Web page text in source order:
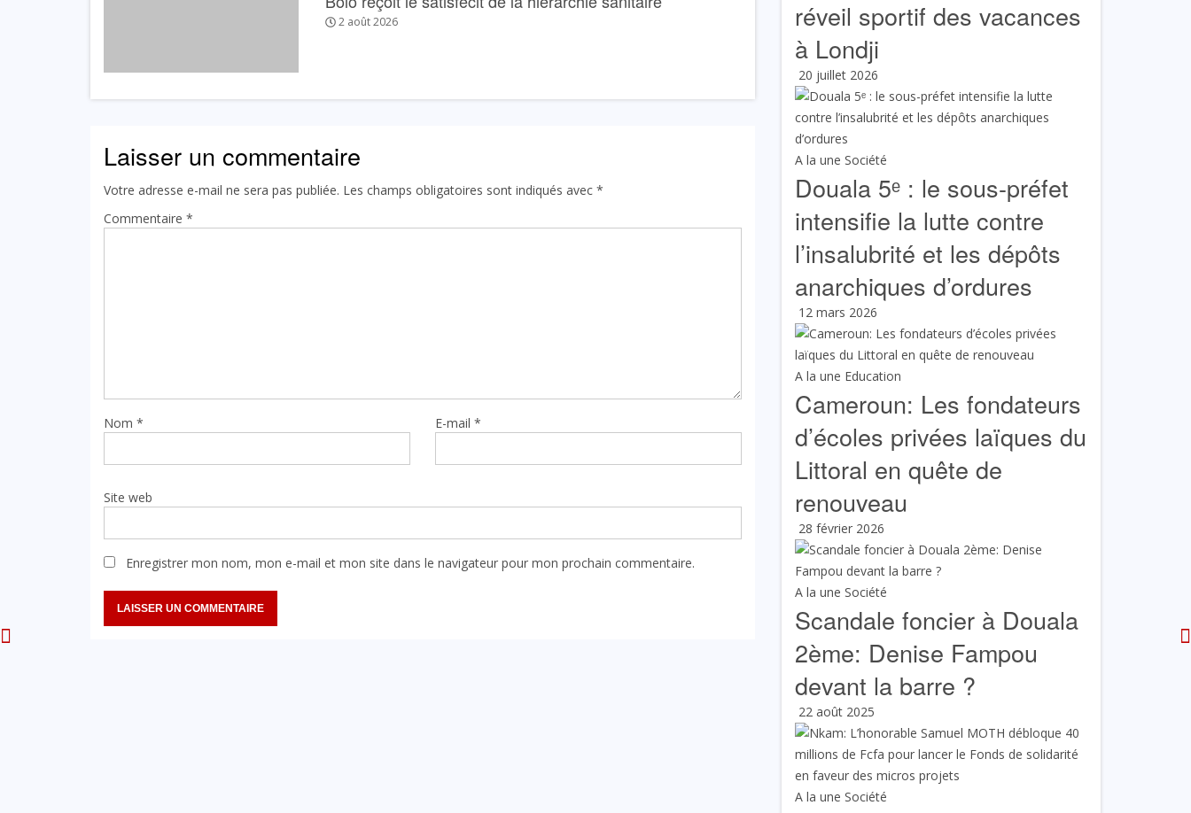
2 août 2026
Laisser un commentaire
Votre adresse e-mail ne sera pas publiée. Les champs obligatoires sont indiqués avec *
Commentaire *
Nom * E-mail*
Site web
Enregistrer mon nom, mon e-mail et mon site dans le navigateur pour mon prochain commentaire.
réveil sportif des vacances
à Londji
20 juillet 2026
A la une Société
Douala 5ᵉ : le sous-préfet
intensifie la lutte contre
l’insalubrité et les dépôts
anarchiques d’ordures
12 mars 2026
A la une Education
Cameroun: Les fondateurs
d’écoles privées laïques du
Littoral en quête de
renouveau
28 février 2026
A la une Société
Scandale foncier à Douala
2ème: Denise Fampou
devant la barre ?
22 août 2025
A la une Société